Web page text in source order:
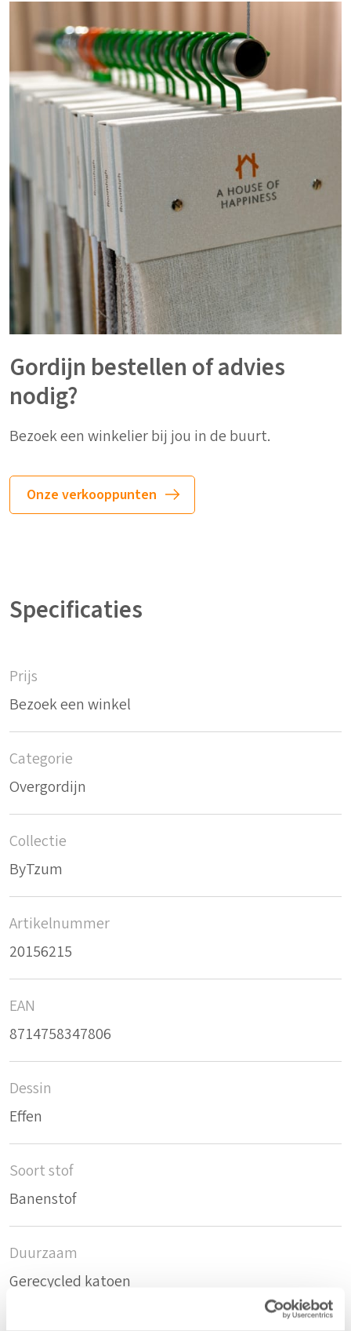
Gordijn bestellen of advies
nodig?
Bezoek een winkelier bij jou in de buurt.
Onze verkooppunten
Specificaties
Prijs
Bezoek een winkel
Categorie
Overgordijn
Collectie
ByTzum
Artikelnummer
20156215
EAN
8714758347806
Dessin
Effen
Soort stof
Banenstof
Duurzaam
Gerecycled katoen